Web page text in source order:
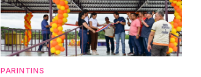
PARINTINS